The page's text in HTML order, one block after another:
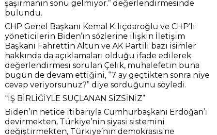
şaşırmanın sonu gelmiyor.” değerlendirmesinde
bulundu.
CHP Genel Başkanı Kemal Kılıçdaroğlu ve CHP’li
yöneticilerin Biden’ın sözlerine ilişkin İletişim
Başkanı Fahrettin Altun ve AK Partili bazı isimler
hakkında da açıklamaları olduğu ifade edilerek
değerlendirmesi sorulan Çelik, muhalefetin buna
bugün de devam ettiğini, “7 ay geçtikten sonra niye
cevap veriyorsunuz?” diye sorduğunu söyledi.
“İŞ BİRLİĞİYLE SUÇLANAN SİZSİNİZ”
Biden’ın netice itibarıyla Cumhurbaşkanı Erdoğan’ı
devirmekten, Türkiye’nin siyasi sistemini
değiştirmekten, Türkiye’nin demokrasisine